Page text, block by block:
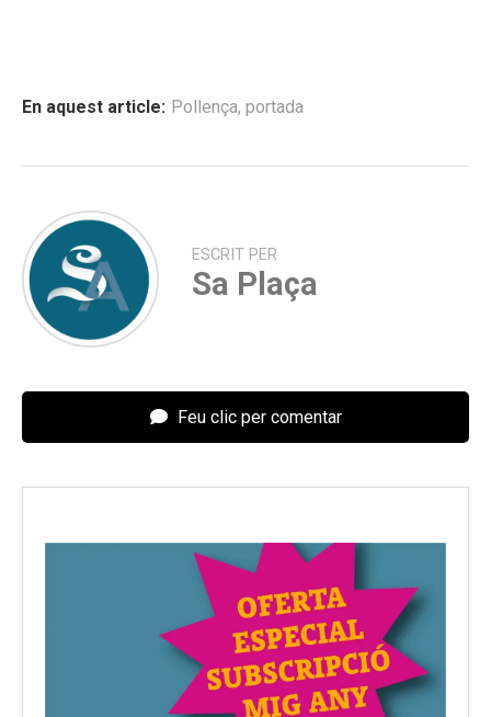
En aquest article: Pollença, portada
ESCRIT PER
Sa Plaça
Feu clic per comentar